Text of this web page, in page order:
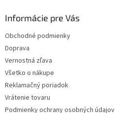
Informácie pre Vás
Obchodné podmienky
Doprava
Vernostná zľava
Všetko o nákupe
Reklamačný poriadok
Vrátenie tovaru
Podmienky ochrany osobných údajov